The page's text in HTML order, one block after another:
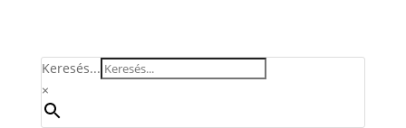
Keresés...
×